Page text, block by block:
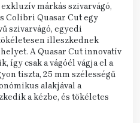
márkás szivarvágó,
Colibri Quasar Cut egy
szivarvágó, egyedi
illeszkednek
A Quasar Cut innovatív
így csak a vágóél vágja el a
tiszta, 25 mm szélességű
alakjával a
a kézbe, és tökéletes